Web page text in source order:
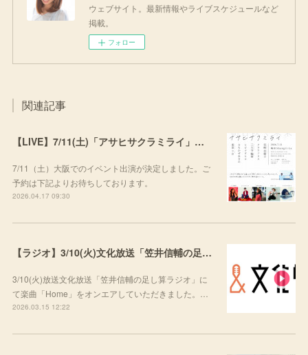
ウェブサイト。最新情報やライブスケジュールなど
掲載。
フォロー
関連記事
【LIVE】7/11(土)「アサヒサクラミライ」出演
7/11（土）大阪でのイベント出演が決定しました。ご
予約は下記よりお待ちしております。
2026.04.17 09:30
【ラジオ】3/10(火)文化放送「笠井信輔の足し算ラジオ」にて楽曲をご紹介いただきました
3/10(火)放送文化放送「笠井信輔の足し算ラジオ」に
て楽曲「Home」をオンエアしていただきました。…
2026.03.15 12:22